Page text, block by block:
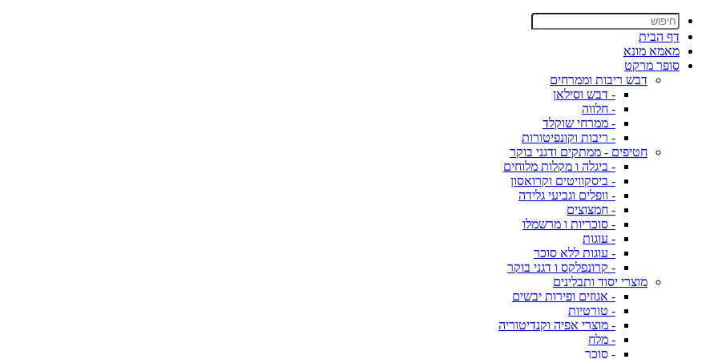
דף הבית
מאמא מונא
סופר מרקט
דבש ריבות וממרחים
- דבש וסילאן
- חלווה
- ממרחי שוקלד
- ריבות וקונפיטורות
חטיפים - ממתקים ודגני בוקר
- ביגלה ו מקלות מלוחים
- ביסקוויטים וקרואסון
- וופלים וגביעי גלידה
- חמצוצים
- סוכריות ו מרשמלו
- עוגות
- עוגות ללא סוכר
- קרונפלקס ו דגני בוקר
מוצרי יסוד ותבלינים
- אגוזים ופירות יבשים
- טורטיות
- מוצרי אפיה וקנדיטוריה
- מלח
- סוכר